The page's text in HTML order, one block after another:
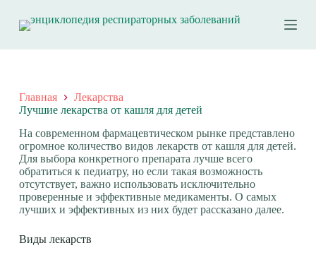
е
к
у
и
Главная
Лекарства
Лучшие лекарства от кашля для детей
На современном фармацевтическом рынке представлено
огромное количество видов лекарств от кашля для детей.
Для выбора конкретного препарата лучше всего
обратиться к педиатру, но если такая возможность
отсутствует, важно использовать исключительно
проверенные и эффективные медикаменты. О самых
лучших и эффективных из них будет рассказано далее.
Виды лекарств